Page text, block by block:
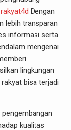
rakyat4d Dengan
lebih transparan
informasi serta
mengenai
lingkungan
bisa terjadi
kualitas